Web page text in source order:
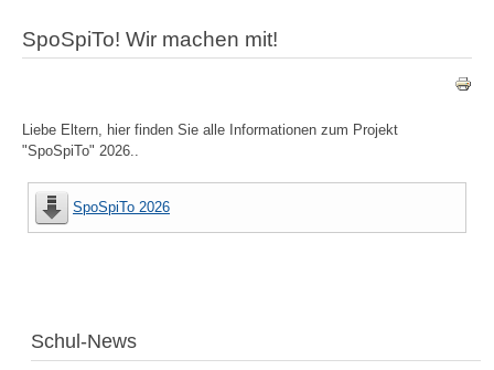
SpoSpiTo! Wir machen mit!
Liebe Eltern, hier finden Sie alle Informationen zum Projekt
"SpoSpiTo" 2026..
SpoSpiTo 2026
Schul-News